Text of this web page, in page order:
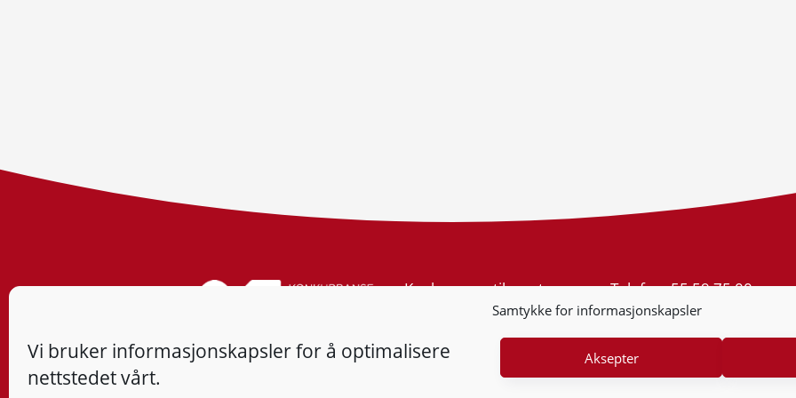
Samtykke for informasjonskapsler
Vi bruker informasjonskapsler for å optimalisere
nettstedet vårt.
Aksepter
Konkurransetilsynet
Postboks 439 Sentrum
Org.nr: 974 761 246
Telefon:55 59 75 00
E-post:post@kt.no
Nyhetsvarsel >>